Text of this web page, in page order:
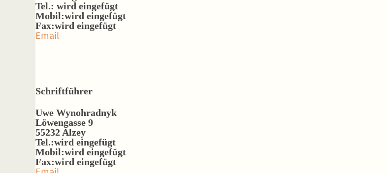
Tel.: wird eingefügt
Mobil:wird eingefügt
Fax:wird eingefügt
Email
Schriftführer
Uwe Wynohradnyk
Löwengasse 9
55232 Alzey
Tel.:wird eingefügt
Mobil:wird eingefügt
Fax:wird eingefügt